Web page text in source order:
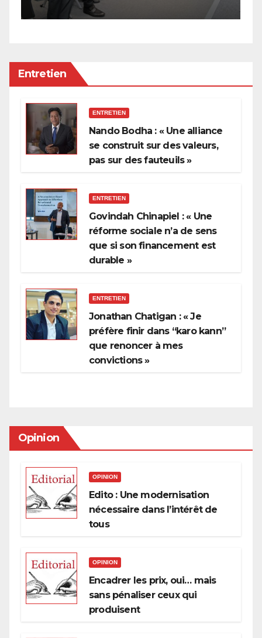
Entretien
ENTRETIEN
Nando Bodha : « Une alliance
se construit sur des valeurs,
pas sur des fauteuils »
ENTRETIEN
Govindah Chinapiel : « Une
réforme sociale n’a de sens
que si son financement est
durable »
ENTRETIEN
Jonathan Chatigan : « Je
préfère finir dans “karo kann”
que renoncer à mes
convictions »
Opinion
OPINION
Edito : Une modernisation
nécessaire dans l’intérêt de
tous
OPINION
Encadrer les prix, oui… mais
sans pénaliser ceux qui
produisent